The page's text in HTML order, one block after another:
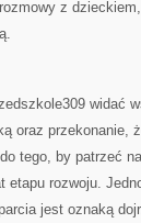
z
widać
oraz przekonanie,
tego, by patrzeć
etapu rozwoju.
jest oznaką